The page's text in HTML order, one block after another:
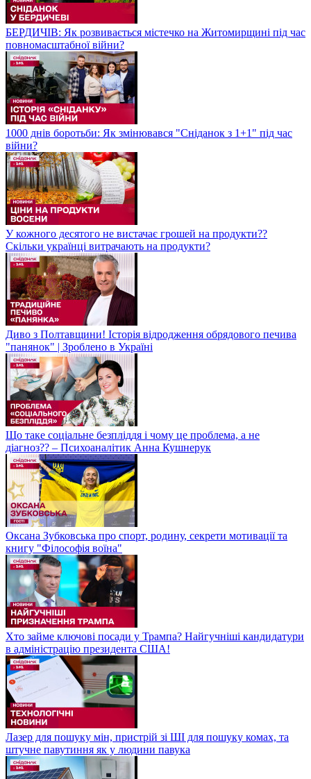
БЕРДИЧІВ: Як розвивається містечко на Житомирщині під час
повномасштабної війни?
1000 днів боротьби: Як змінювався "Сніданок з 1+1" під час
війни?
У кожного десятого не вистачає грошей на продукти??
Скільки українці витрачають на продукти?
Диво з Полтавщини! Історія відродження обрядового печива
"панянок" | Зроблено в Україні
Що таке соціальне безпліддя і чому це проблема, а не
діагноз?? – Психоаналітик Анна Кушнерук
Оксана Зубковська про спорт, родину, секрети мотивації та
книгу "Філософія воїна"
Хто займе ключові посади у Трампа? Найгучніші кандидатури
в адміністрацію президента США!
Лазер для пошуку мін, пристрій зі ШІ для пошуку комах, та
штучне павутиння як у людини павука